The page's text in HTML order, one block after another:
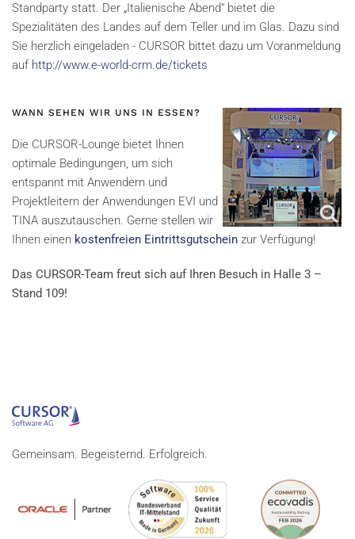
Standparty statt. Der „Italienische Abend“ bietet die
Spezialitäten des Landes auf dem Teller und im Glas. Dazu sind
Sie herzlich eingeladen - CURSOR bittet dazu um Voranmeldung
auf http://www.e-world-crm.de/tickets
WANN SEHEN WIR UNS IN ESSEN?
Die CURSOR-Lounge bietet Ihnen
optimale Bedingungen, um sich
entspannt mit Anwendern und
Projektleitern der Anwendungen EVI und
TINA auszutauschen. Gerne stellen wir
Ihnen einen kostenfreien Eintrittsgutschein zur Verfügung!
Das CURSOR-Team freut sich auf Ihren Besuch in Halle 3 –
Stand 109!
Gemeinsam. Begeisternd. Erfolgreich.